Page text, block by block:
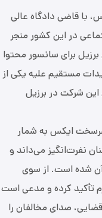
با قاضی دادگاه عالی
در این کشور منجر
برای سانسور محتوا
مستقیم علیه یکی از
این شرکت در برزیل
ایکس به شمار
نفرت‌انگیز می‌داند و
آن شده است. از سوی
تأکید کرده و مدعی است
صدای مخالفان را